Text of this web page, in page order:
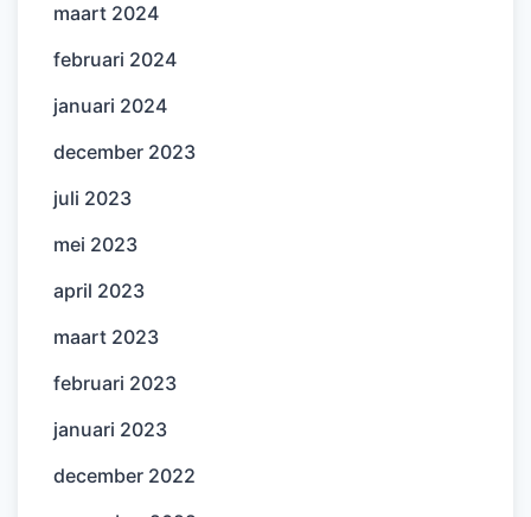
maart 2024
februari 2024
januari 2024
december 2023
juli 2023
mei 2023
april 2023
maart 2023
februari 2023
januari 2023
december 2022